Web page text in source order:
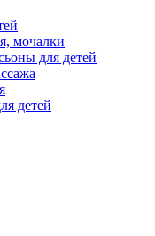
мочалки
для детей
детей